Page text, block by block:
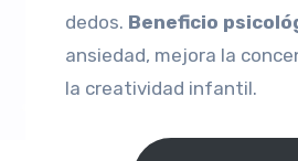
dedos. Beneficio
ansiedad, mejora la
la creatividad infantil.